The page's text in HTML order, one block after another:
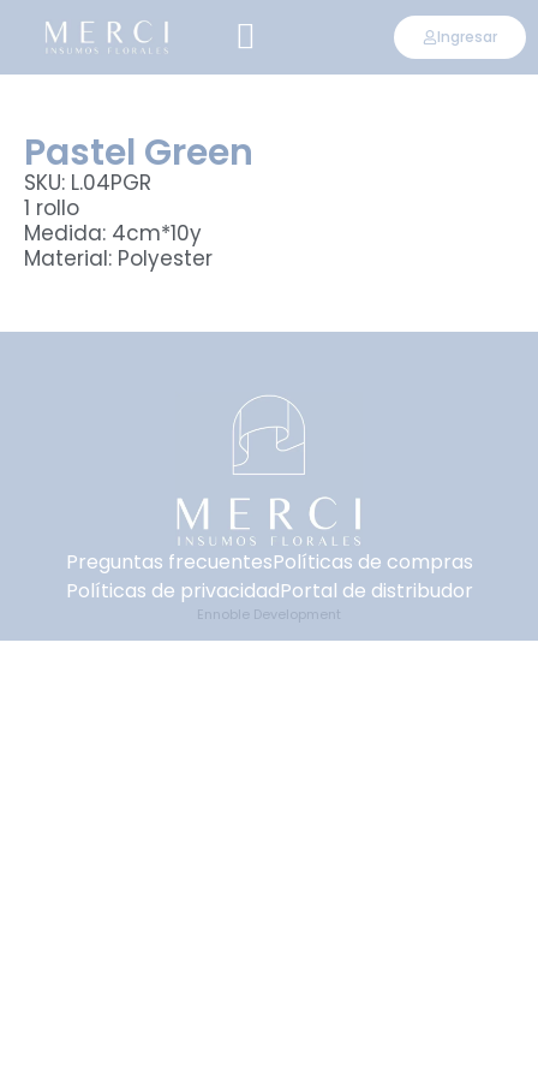
Ingresar
Pastel Green
SKU: L.04PGR
1 rollo
Medida: 4cm*10y
Material: Polyester
Preguntas frecuentesPolíticas de compras
Políticas de privacidadPortal de distribudor
Ennoble Development